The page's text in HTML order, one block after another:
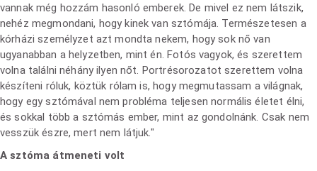
vannak még hozzám hasonló emberek. De mivel ez nem látszik,
nehéz megmondani, hogy kinek van sztómája. Természetesen a
kórházi személyzet azt mondta nekem, hogy sok nő van
ugyanabban a helyzetben, mint én. Fotós vagyok, és szerettem
volna találni néhány ilyen nőt. Portrésorozatot szerettem volna
készíteni róluk, köztük rólam is, hogy megmutassam a világnak,
hogy egy sztómával nem probléma teljesen normális életet élni,
és sokkal több a sztómás ember, mint az gondolnánk. Csak nem
vesszük észre, mert nem látjuk."
A sztóma átmeneti volt